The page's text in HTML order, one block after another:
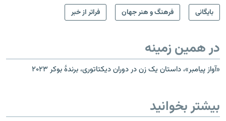
بایگانی
فرهنگ و هنر جهان فراتر از خبر
در همین زمینه
«آواز پیامبر»، داستان یک زن در دوران دیکتاتوری، برندهٔ بوکر ۲۰۲۳
بیشتر بخوانید